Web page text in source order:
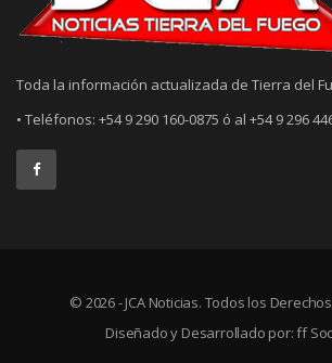
Toda la información actualizada de Tierra del
• Teléfonos: +54 9 290 160-0875 ó al +54 9 296
© 2026 - JCA Noticias. Todos los
Diseñado y Desarrollado por:ff